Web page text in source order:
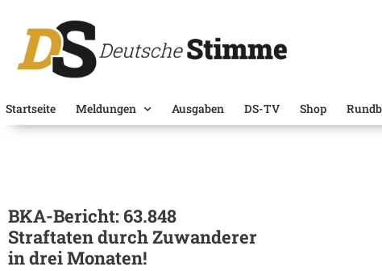
Startseite Meldungen Ausgaben DS-TV Shop
BKA-Bericht: 63.848
Straftaten durch Zuwanderer
in drei Monaten!